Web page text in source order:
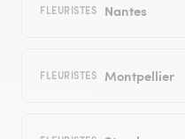
FLEURISTES Nantes
FLEURISTES Montpellier